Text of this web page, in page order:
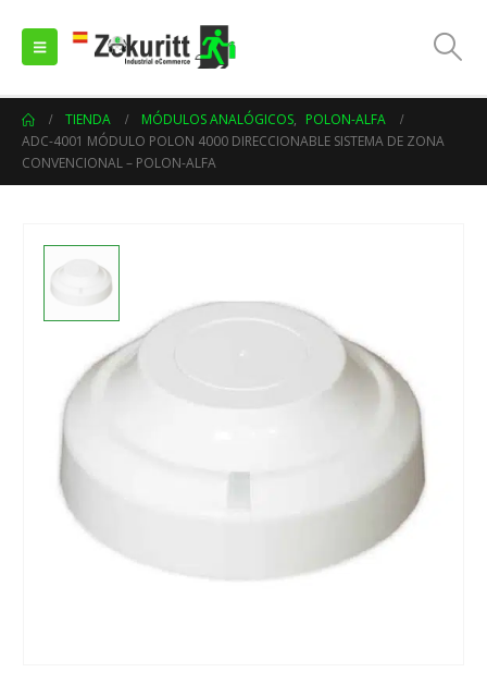
TIENDA MÓDULOS ANALÓGICOS, POLON-ALFA
ADC-4001 MÓDULO POLON 4000 DIRECCIONABLE SISTEMA DE ZONA
CONVENCIONAL – POLON-ALFA